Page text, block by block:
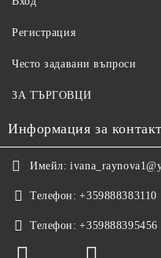
Регистрация
Често задавани въпроси
ЗА ТЪРГОВЦИ
Информация за
Имейл:
Телефон: +359888383110
Телефон: +359888395456